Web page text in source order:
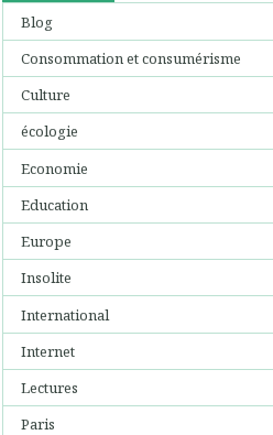
Blog
Consommation et consumérisme
Culture
écologie
Economie
Education
Europe
Insolite
International
Internet
Lectures
Paris